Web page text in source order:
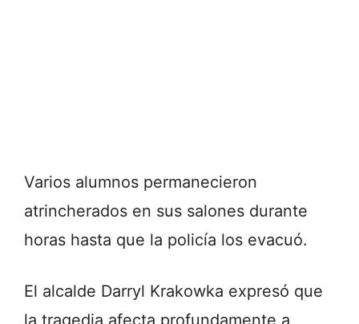
Varios alumnos permanecieron
atrincherados en sus salones durante
horas hasta que la policía los evacuó.
El alcalde Darryl Krakowka expresó que
la tragedia afecta profundamente a